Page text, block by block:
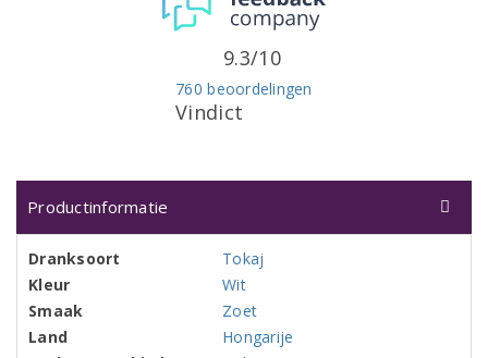
Vindict
760 beoordelingen
9.3/10
Productinformatie
Dranksoort
Tokaj
Kleur
Wit
Smaak
Zoet
Land
Hongarije